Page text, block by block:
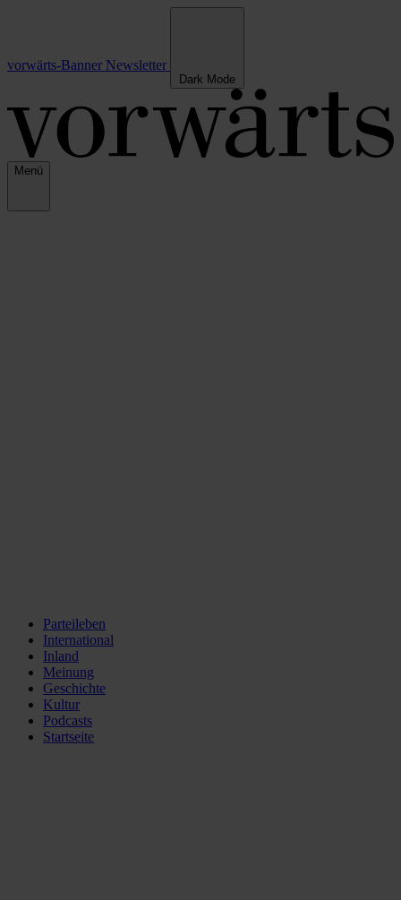
vorwärts-Banner Newsletter
Dark Mode
Menü
Parteileben
International
Inland
Meinung
Geschichte
Kultur
Podcasts
Startseite